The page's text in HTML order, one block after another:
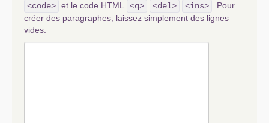
<code> et le code HTML <q> <del> <ins>
. Pour
créer des paragraphes, laissez simplement des lignes
vides.